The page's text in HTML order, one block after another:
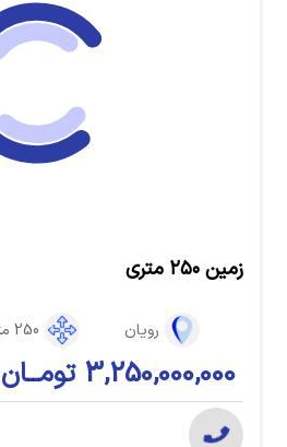
زمین ۲۵۰ متری
رویان 250 متر
3,250,000,000 تومــان